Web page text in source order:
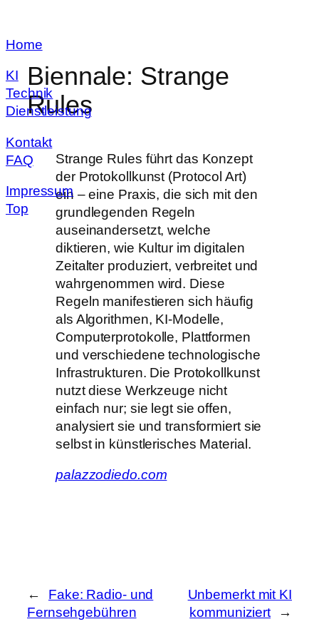
Inhalt
springen
Home
KI
Technik
Dienstleistung
Kontakt
FAQ
Impressum
Top
Biennale: Strange
Rules
Strange Rules führt das Konzept
der Protokollkunst (Protocol Art)
ein – eine Praxis, die sich mit den
grundlegenden Regeln
auseinandersetzt, welche
diktieren, wie Kultur im digitalen
Zeitalter produziert, verbreitet und
wahrgenommen wird. Diese
Regeln manifestieren sich häufig
als Algorithmen, KI-Modelle,
Computerprotokolle, Plattformen
und verschiedene technologische
Infrastrukturen. Die Protokollkunst
nutzt diese Werkzeuge nicht
einfach nur; sie legt sie offen,
analysiert sie und transformiert sie
selbst in künstlerisches Material.
palazzodiedo.com
←
Fake: Radio- und
Fernsehgebühren
Unbemerkt mit KI
kommuniziert
→